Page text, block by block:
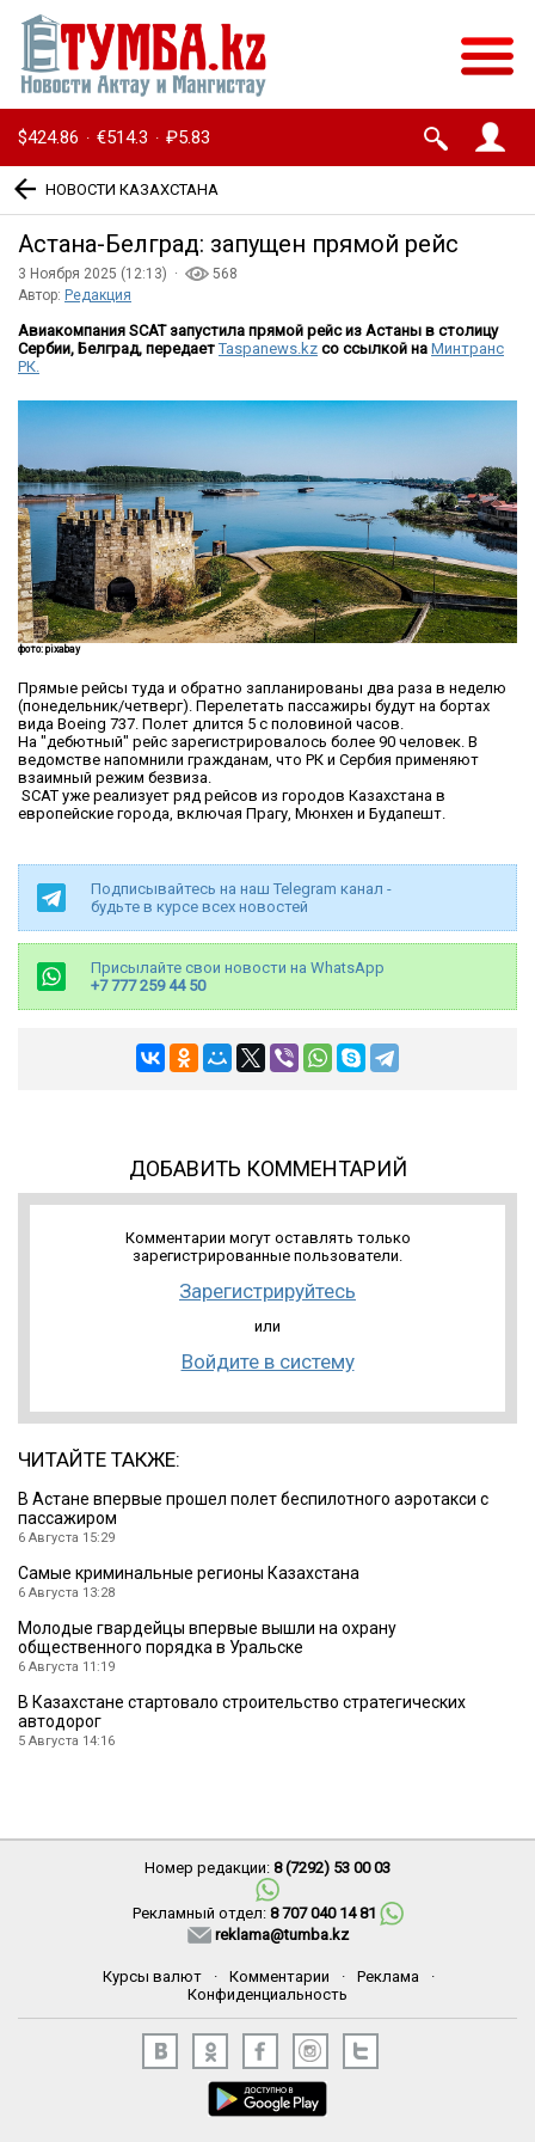
$424.86 · €514.3 · ₽5.83
НОВОСТИ КАЗАХСТАНА
Астана-Белград: запущен прямой рейс
3 Ноября 2025 (12:13) ·
568
Автор: Редакция
Авиакомпания SCAT запустила прямой рейс из Астаны в столицу
Сербии, Белград, передаетTaspanews.kz со ссылкой на Минтранс
РК.
фото: pixabay
Прямые рейсы туда и обратно запланированы два раза в неделю
(понедельник/четверг). Перелетать пассажиры будут на бортах
вида Boeing 737. Полет длится 5 с половиной часов.
На "дебютный" рейс зарегистрировалось более 90 человек. В
ведомстве напомнили гражданам, что РК и Сербия применяют
взаимный режим безвиза.
SCAT уже реализует ряд рейсов из городов Казахстана в
европейские города, включая Прагу, Мюнхен и Будапешт.
Подписывайтесь на наш Telegram канал -
будьте в курсе всех новостей
Присылайте свои новости на WhatsApp
+7 777 259 44 50
ДОБАВИТЬ КОММЕНТАРИЙ
Комментарии могут оставлять только
зарегистрированные пользователи.
Зарегистрируйтесь
или
Войдите в систему
ЧИТАЙТЕ ТАКЖЕ:
В Астане впервые прошел полет беспилотного аэротакси с
пассажиром
6 Августа 15:29
Cамые криминальные регионы Казахстана
6 Августа 13:28
Молодые гвардейцы впервые вышли на охрану
общественного порядка в Уральске
6 Августа 11:19
В Казахстане стартовало строительство стратегических
автодорог
5 Августа 14:16
Номер редакции: 8 (7292) 53 00 03
Рекламный отдел: 8 707 040 14 81
reklama@tumba.kz
Курсы валют · Комментарии · Реклама
·
Конфиденциальность